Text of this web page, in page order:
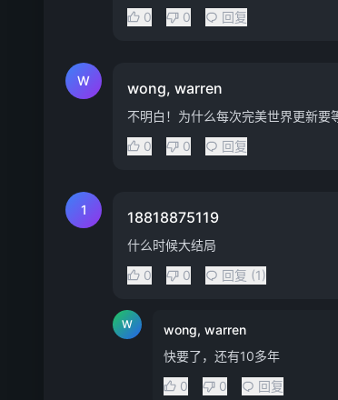
0
0 回复
W wong, warren
不明白！为什么每次完美世界更新要
0
0 回复
1 18818875119
什么时候大结局
0
0 回复 (1)
W wong, warren
快要了，还有10多年
0
0 回复